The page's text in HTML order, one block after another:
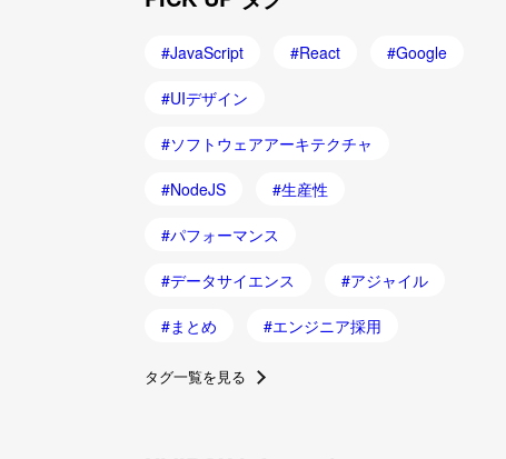
JavaScript React Google
UIデザイン
ソフトウェアアーキテクチャ
NodeJS 生産性
パフォーマンス
データサイエンス アジャイル
まとめ エンジニア採用
タグ一覧を見る